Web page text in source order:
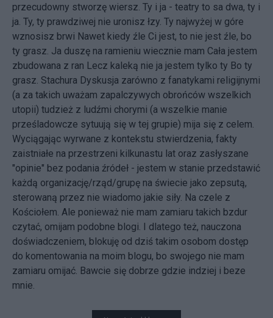
przecudowny stworzę wiersz. Ty i ja - teatry to sa dwa, ty i
ja. Ty, ty prawdziwej nie uronisz łzy. Ty najwyżej w góre
wznosisz brwi Nawet kiedy źle Ci jest, to nie jest źle, bo
ty grasz. Ja duszę na ramieniu wiecznie mam Cała jestem
zbudowana z ran Lecz kaleką nie ja jestem tylko ty Bo ty
grasz. Stachura Dyskusja zarówno z fanatykami religijnymi
(a za takich uważam zapalczywych obrońców wszelkich
utopii) tudzież z ludźmi chorymi (a wszelkie manie
prześladowcze sytuują się w tej grupie) mija się z celem.
Wyciągając wyrwane z kontekstu stwierdzenia, fakty
zaistniałe na przestrzeni kilkunastu lat oraz zasłyszane
"opinie" bez podania źródeł - jestem w stanie przedstawić
każdą organizację/rząd/grupę na świecie jako zepsutą,
sterowaną przez nie wiadomo jakie siły. Na czele z
Kościołem. Ale ponieważ nie mam zamiaru takich bzdur
czytać, omijam podobne blogi. I dlatego też, nauczona
doświadczeniem, blokuję od dziś takim osobom dostęp
do komentowania na moim blogu, bo swojego nie mam
zamiaru omijać. Bawcie się dobrze gdzie indziej i beze
mnie.